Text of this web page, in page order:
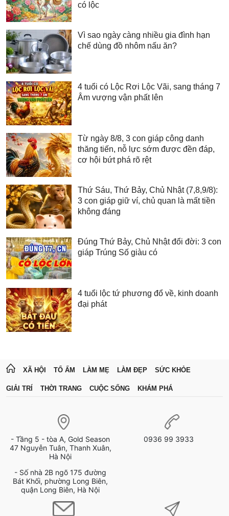
có lộc
Vì sao ngày càng nhiều gia đình hạn
chế dùng đồ nhôm nấu ăn?
4 tuổi có Lộc Rơi Lộc Vãi, sang tháng 7
Âm vượng vận phất lên
Từ ngày 8/8, 3 con giáp công danh
thăng tiến, nỗ lực sớm được đền đáp,
cơ hội bứt phá rõ rệt
Thứ Sáu, Thứ Bảy, Chủ Nhật (7,8,9/8):
3 con giáp giữ ví, chủ quan là mất tiền
không đáng
Đúng Thứ Bảy, Chủ Nhật đổi đời: 3 con
giáp Trúng Số giàu có
4 tuổi lộc tứ phương đổ về, kinh doanh
đại phát
XÃ HỘI TỔ ẤM LÀM MẸ LÀM ĐẸP SỨC KHỎE
GIẢI TRÍ THỜI TRANG CUỘC SỐNG KHÁM PHÁ
- Tầng 5 - tòa A, Gold Season
47 Nguyễn Tuân, Thanh Xuân,
Hà Nội
- Số nhà 2B ngõ 175 đường
Bát Khối, phường Long Biên,
quận Long Biên, Hà Nội
0936 99 3933